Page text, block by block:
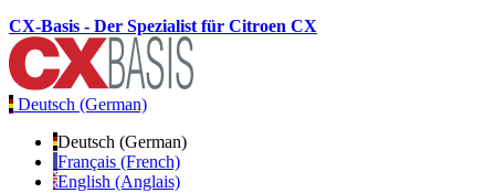
CX-Basis - Der Spezialist für Citroen CX
Deutsch (German)
Deutsch (German)
Français (French)
English (Anglais)